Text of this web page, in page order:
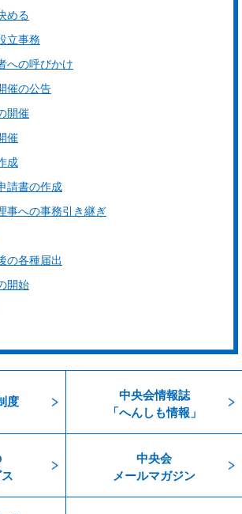
める
立事務
への呼びかけ
催の公告
開催
催
成
請書の作成
事への事務引き継ぎ
の各種届出
開始
度
中央会情報誌
「へんしも情報」
中央会
メールマガジン